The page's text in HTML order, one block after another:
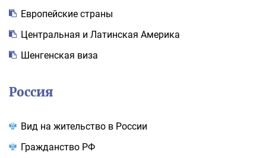
Европейские страны
Центральная и Латинская Америка
Шенгенская виза
Россия
Вид на жительство в России
Гражданство РФ